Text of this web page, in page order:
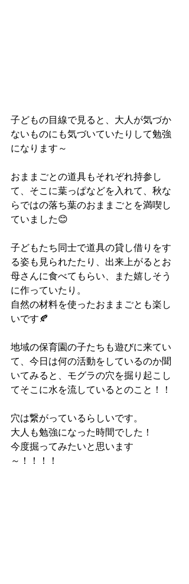
子どもの目線で見ると、大人が気づか
ないものにも気づいていたりして勉強
になります～
おままごとの道具もそれぞれ持参し
て、そこに葉っぱなどを入れて、秋な
らではの落ち葉のおままごとを満喫し
ていました😊
子どもたち同士で道具の貸し借りをす
る姿も見られたたり、出来上がるとお
母さんに食べてもらい、また嬉しそう
に作っていたり。
自然の材料を使ったおままごとも楽し
いです🍂
地域の保育園の子たちも遊びに来てい
て、今日は何の活動をしているのか聞
いてみると、モグラの穴を掘り起こし
てそこに水を流しているとのこと！！
穴は繋がっているらしいです。
大人も勉強になった時間でした！
今度掘ってみたいと思います
～！！！！